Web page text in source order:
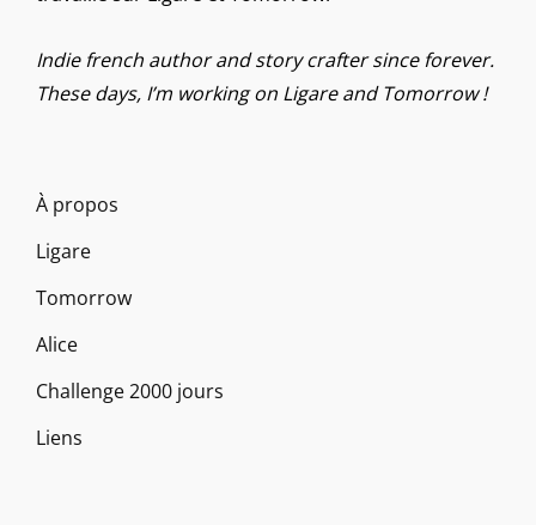
Indie french author and story crafter since forever.
These days, I’m working on Ligare and Tomorrow !
À propos
Ligare
Tomorrow
Alice
Challenge 2000 jours
Liens